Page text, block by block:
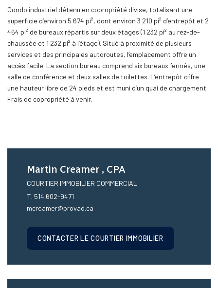
Condo industriel détenu en copropriété divise, totalisant une
superficie d’environ 5 674 pi², dont environ 3 210 pi² d’entrepôt et 2
464 pi² de bureaux répartis sur deux étages (1 232 pi² au rez-de-
chaussée et 1 232 pi² à l’étage). Situé à proximité de plusieurs
services et des principales autoroutes, l’emplacement offre un
accès facile. La section bureau comprend six bureaux fermés, une
salle de conférence et deux salles de toilettes. L’entrepôt offre
une hauteur libre de 24 pieds et est muni d’un quai de chargement.
Frais de copropriété à venir.
Martin Creamer , CPA
COURTIER IMMOBILIER COMMERCIAL
T. 514 602-9471
mcreamer@provad.ca
CONTACTER LE COURTIER IMMOBILIER